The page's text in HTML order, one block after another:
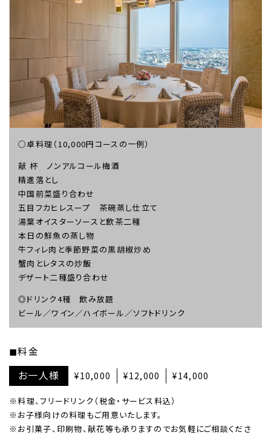
○卓料理（10,000円コースの一例）
献 杯 ノンアルコール梅酒
精進落とし
中国前菜盛り合わせ
五目フカヒレスープ 茶碗蒸し仕立て
湯葉オイスターソースと飲茶二種
本日の鮮魚の蒸し物
牛フィレ肉と季節野菜の黒胡椒炒め
蟹肉とレタスの炒飯
デザート二種盛り合わせ
◎ドリンク4種 飲み放題
ビール／ワイン／ハイボール／ソフトドリンク
料金
お一人様 ¥10,000 ¥12,000 ¥14,000
※料理、フリードリンク（税金・サービス料込）
※お子様向けの料理もご用意いたします。
※お引菓子、印刷物、献花等も承りますのでお気軽にご相談くださ